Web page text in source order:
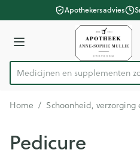
Ga naar de inhoudApothekersadvies
Menu
Product, merk, categorie...
Medicijnen en supp
Home / Schoonheid, verzorging
Pedicure